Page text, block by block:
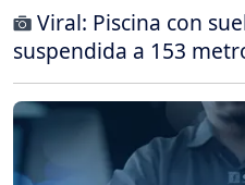
Viral: Piscina con
suspendida a 153